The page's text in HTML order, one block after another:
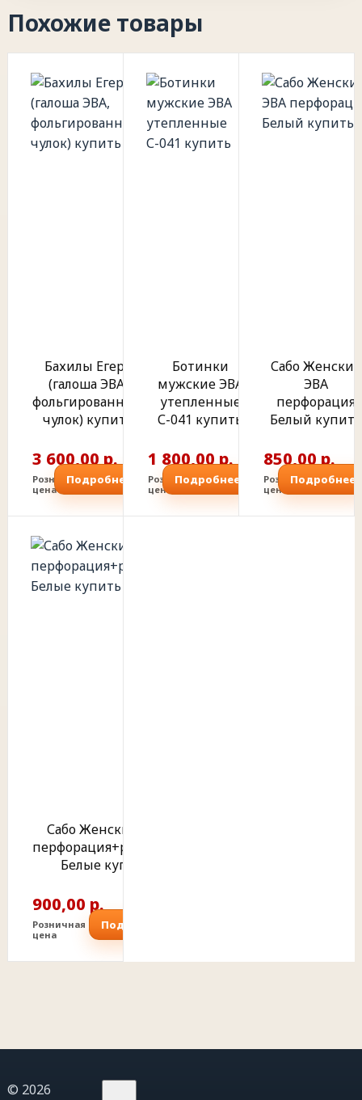
Похожие товары
Бахилы Егерь
(галоша ЭВА,
фольгированный
чулок) купить
3 600,00 р.
Розничная
цена
Подробнее
Ботинки
мужские ЭВА
утепленные
С-041 купить
1 800,00 р.
Розничная
цена
Подробнее
Сабо Женские
ЭВА
перфорация
Белый купить
850,00 р.
Розничная
цена
Подробнее
Сабо Женские ЭВА
перфорация+ремешок
Белые купить
900,00 р.
Розничная
цена
Подробнее
© 2026